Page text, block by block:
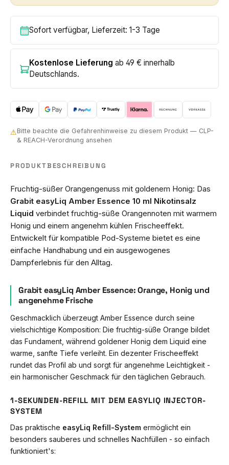
Sofort verfügbar, Lieferzeit: 1-3 Tage
Kostenlose Lieferung ab 49 € innerhalb
Deutschlands.
⚠Bitte beachte die Gefahrenhinweise zu diesem Produkt — CLP-
& REACH-Verordnung ansehen
PRODUKTBESCHREIBUNG
Fruchtig-süßer Orangengenuss mit goldenem Honig: Das
Grabit easyLiq Amber Essence 10 ml Nikotinsalz
Liquid verbindet fruchtig-süße Orangennoten mit warmem
Honig und einem angenehm kühlen Frischeeffekt.
Entwickelt für kompatible Pod-Systeme bietet es eine
einfache Handhabung und ein ausgewogenes
Dampferlebnis für den Alltag.
Grabit easyLiq Amber Essence: Orange, Honig und
angenehme Frische
Geschmacklich überzeugt Amber Essence durch seine
vielschichtige Komposition: Die fruchtig-süße Orange bildet
das Fundament, während goldener Honig dem Liquid eine
warme, sanfte Tiefe verleiht. Ein dezenter Frischeeffekt
rundet das Profil ab und sorgt für angenehme Leichtigkeit -
ein harmonischer Geschmack für den täglichen Gebrauch.
1-SEKUNDEN-REFILL MIT DEM EASYLIQ INJECTOR-
SYSTEM
Das praktische easyLiq Refill-System ermöglicht ein
besonders sauberes und schnelles Nachfüllen - so einfach
funktioniert's: